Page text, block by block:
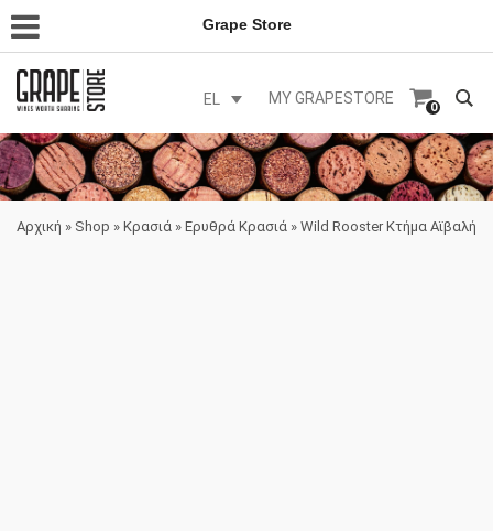
Grape Store
EL MY GRAPESTORE
0
Αρχική » Shop » Κρασιά » Ερυθρά Κρασιά » Wild Rooster Κτήμα Αϊβαλή